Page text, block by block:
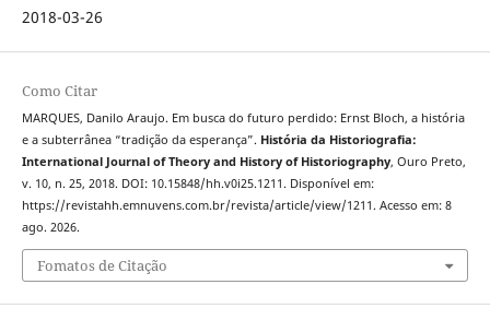
2018-03-26
Como Citar
MARQUES, Danilo Araujo. Em busca do futuro perdido: Ernst Bloch, a história
e a subterrânea “tradição da esperança”. História da Historiografia:
International Journal of Theory and History of Historiography, Ouro Preto,
v. 10, n. 25, 2018. DOI: 10.15848/hh.v0i25.1211. Disponível em:
https://revistahh.emnuvens.com.br/revista/article/view/1211. Acesso em: 8
ago. 2026.
Fomatos de Citação